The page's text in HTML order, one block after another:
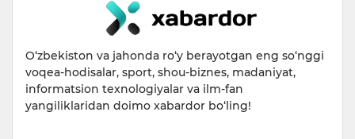
O‘zbekiston va jahonda ro‘y berayotgan eng so‘nggi
voqea-hodisalar, sport, shou-biznes, madaniyat,
informatsion texnologiyalar va ilm-fan
yangiliklaridan doimo xabardor bo‘ling!